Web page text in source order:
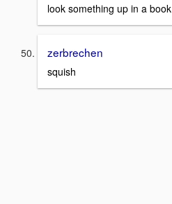
look something up in a book
zerbrechen
squish